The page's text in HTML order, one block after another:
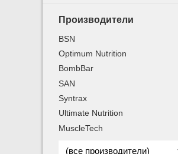
Производители
BSN
Optimum Nutrition
BombBar
SAN
Syntrax
Ultimate Nutrition
MuscleTech